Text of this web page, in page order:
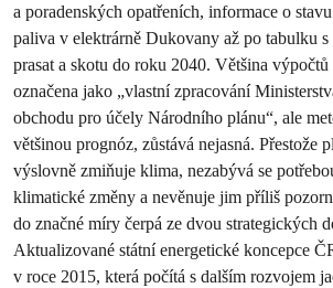
a poradenských opatřeních, informace o
paliva v elektrárně Dukovany až po tabulku
prasat a skotu do roku 2040. Většina
označena jako „vlastní zpracování
obchodu pro účely Národního plánu“, ale
většinou prognóz, zůstává nejasná. Přestože
výslovně zmiňuje klima, nezabývá se
klimatické změny a nevěnuje jim příliš
do značné míry čerpá ze dvou strategických
Aktualizované státní energetické koncepce
v roce 2015, která počítá s dalším rozvojem